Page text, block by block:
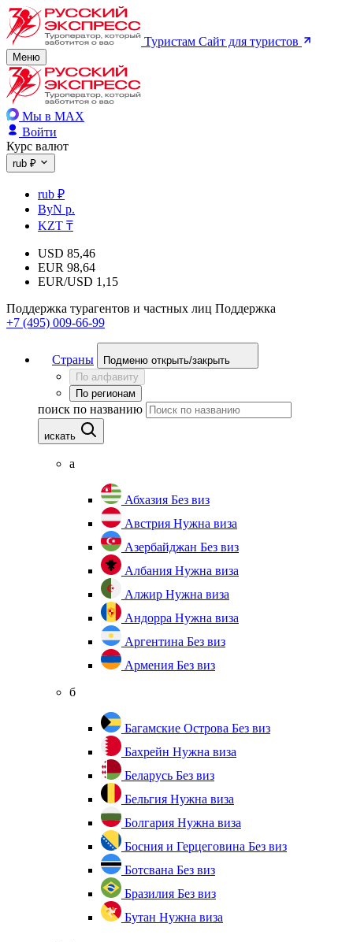
Туристам Сайт для туристов
Меню
Мы в MAX
Войти
Курс валют
rub ₽
rub ₽
ByN р.
KZT ₸
USD 85,46
EUR 98,64
EUR/USD 1,15
Поддержка турагентов и частных лиц Поддержка
+7 (495) 009-66-99
Страны
Подменю открыть/закрыть
По алфавиту
По регионам
поиск по названию
искать
а
Абхазия Без виз
Австрия Нужна виза
Азербайджан Без виз
Албания Нужна виза
Алжир Нужна виза
Андорра Нужна виза
Аргентина Без виз
Армения Без виз
б
Багамские Острова Без виз
Бахрейн Нужна виза
Беларусь Без виз
Бельгия Нужна виза
Болгария Нужна виза
Босния и Герцеговина Без виз
Ботсвана Без виз
Бразилия Без виз
Бутан Нужна виза